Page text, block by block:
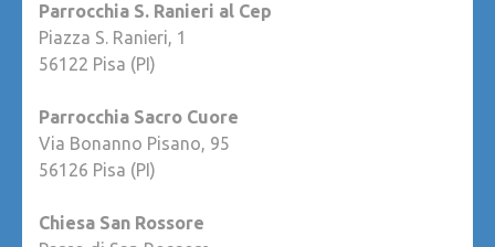
Parrocchia S. Ranieri al Cep
Piazza S. Ranieri, 1
56122 Pisa (PI)
Parrocchia Sacro Cuore
Via Bonanno Pisano, 95
56126 Pisa (PI)
Chiesa San Rossore